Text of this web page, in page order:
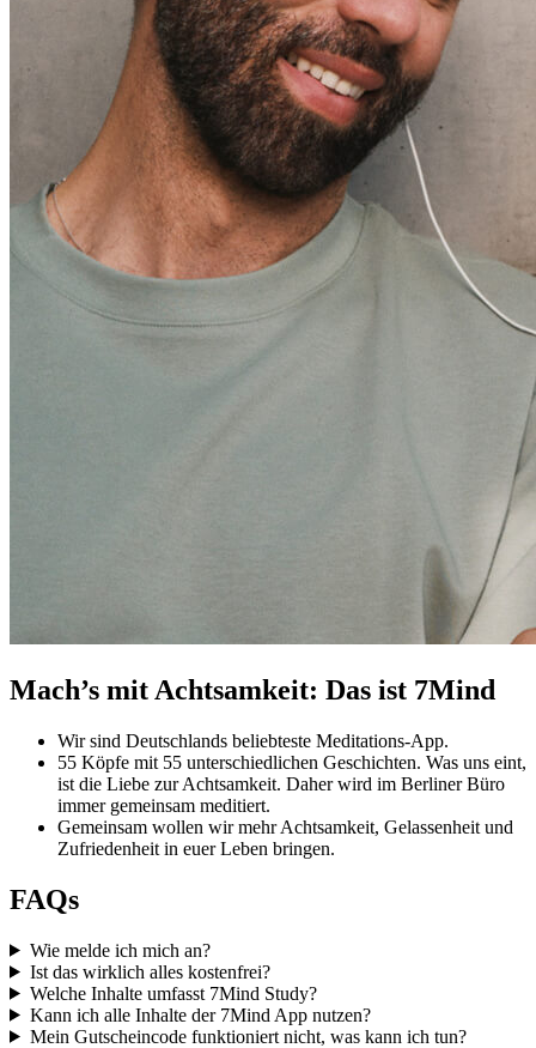
Mach’s mit Achtsamkeit: Das ist 7Mind
Wir sind Deutschlands beliebteste Meditations-App.
55 Köpfe mit 55 unterschiedlichen Geschichten. Was uns eint,
ist die Liebe zur Achtsamkeit. Daher wird im Berliner Büro
immer gemeinsam meditiert.
Gemeinsam wollen wir mehr Achtsamkeit, Gelassenheit und
Zufriedenheit in euer Leben bringen.
FAQs
Wie melde ich mich an?
Ist das wirklich alles kostenfrei?
Welche Inhalte umfasst 7Mind Study?
Kann ich alle Inhalte der 7Mind App nutzen?
Mein Gutscheincode funktioniert nicht, was kann ich tun?